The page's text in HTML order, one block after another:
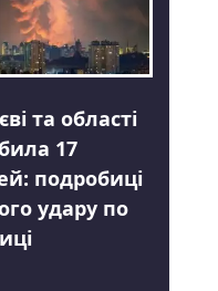
та області
17
подробиці
удару по